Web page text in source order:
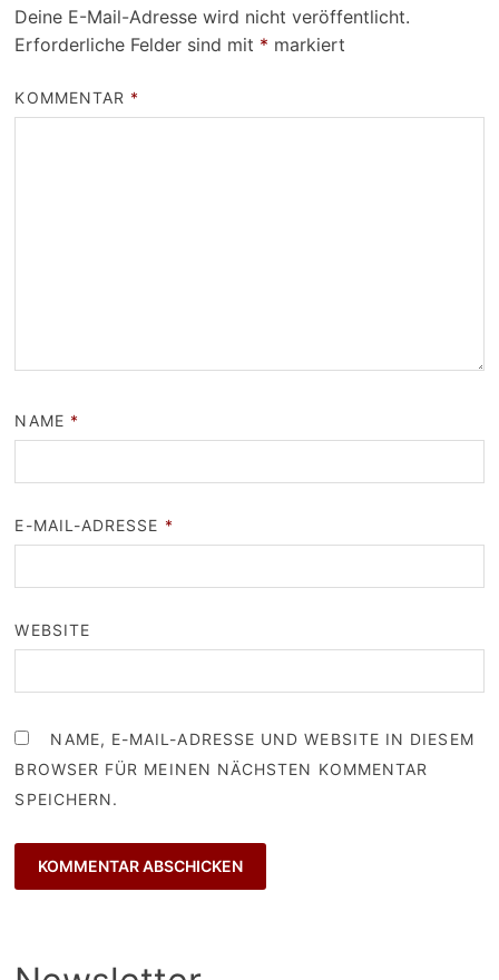
Deine E-Mail-Adresse wird nicht veröffentlicht.
Erforderliche Felder sind mit * markiert
KOMMENTAR *
NAME *
E-MAIL-ADRESSE *
WEBSITE
NAME, E-MAIL-ADRESSE UND WEBSITE IN DIESEM
BROWSER FÜR MEINEN NÄCHSTEN KOMMENTAR
SPEICHERN.